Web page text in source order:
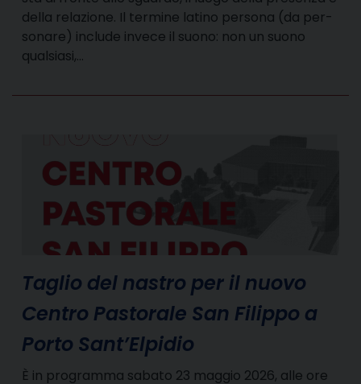
della relazione. Il termine latino persona (da per-
sonare) include invece il suono: non un suono
qualsiasi,…
Taglio del nastro per il nuovo
Centro Pastorale San Filippo a
Porto Sant’Elpidio
È in programma sabato 23 maggio 2026, alle ore